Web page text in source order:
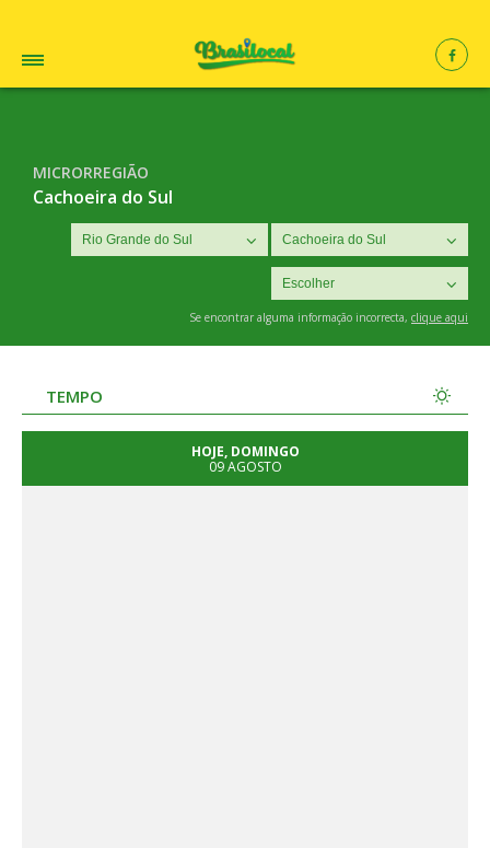
MICRORREGIÃO
Cachoeira do Sul
Se encontrar alguma informação incorrecta, clique aqui
TEMPO
HOJE, DOMINGO
09 AGOSTO